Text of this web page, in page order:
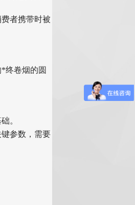
者携带时被
终卷烟的圆
。
参数，需要